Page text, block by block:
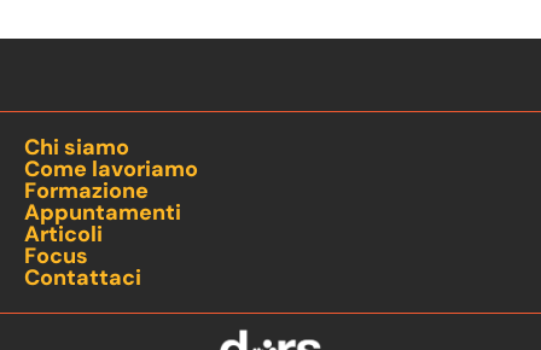
Chi siamo
Come lavoriamo
Formazione
Appuntamenti
Articoli
Focus
Contattaci